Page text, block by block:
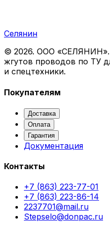
Селянин
© 2026. ООО «СЕЛЯНИН».
жгутов проводов по ТУ
и спецтехники.
Покупателям
Доставка
Оплата
Гарантия
Документация
Контакты
+7 (863) 223-77-01
+7 (863) 223-86-14
2237701@mail.ru
Stepselo@donpac.ru